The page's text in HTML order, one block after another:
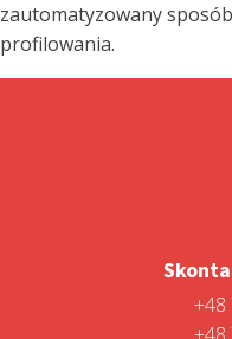
zautomatyzowany
profilowania.
+48